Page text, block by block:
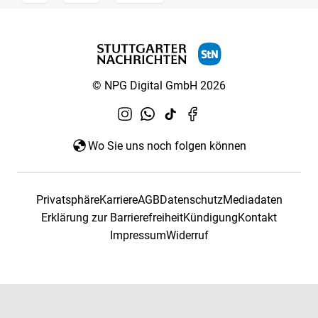
© NPG Digital GmbH 2026
Wo Sie uns noch folgen können
PrivatsphäreKarriereAGBDatenschutzMediadaten
Erklärung zur BarrierefreiheitKündigungKontakt
ImpressumWiderruf